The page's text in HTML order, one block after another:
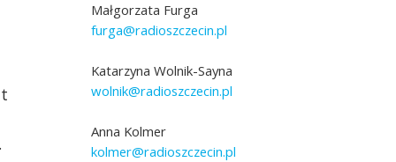
Małgorzata Furga
furga@radioszczecin.pl
Katarzyna Wolnik-Sayna
wolnik@radioszczecin.pl
Anna Kolmer
kolmer@radioszczecin.pl